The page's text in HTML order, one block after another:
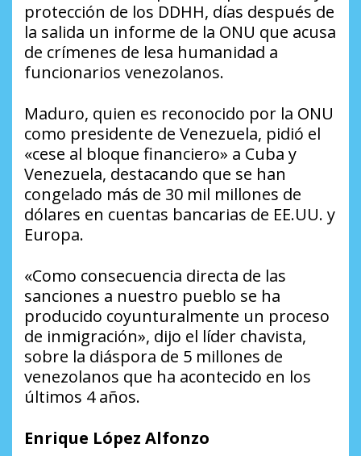
protección de los DDHH, días después de
la salida un informe de la ONU que acusa
de crímenes de lesa humanidad a
funcionarios venezolanos.
Maduro, quien es reconocido por la ONU
como presidente de Venezuela, pidió el
«cese al bloque financiero» a Cuba y
Venezuela, destacando que se han
congelado más de 30 mil millones de
dólares en cuentas bancarias de EE.UU. y
Europa.
«Como consecuencia directa de las
sanciones a nuestro pueblo se ha
producido coyunturalmente un proceso
de inmigración», dijo el líder chavista,
sobre la diáspora de 5 millones de
venezolanos que ha acontecido en los
últimos 4 años.
Enrique López Alfonzo